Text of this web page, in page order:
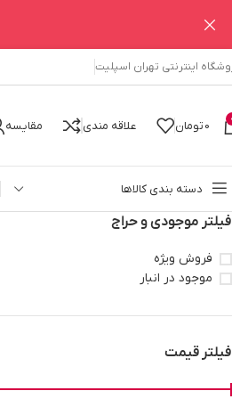
اینترنتی تهران اسپلیت
0تومان علاقه مندی مقایسه
دسته بندی کالاها
فیلتر موجودی و حراج
فروش ویژه
موجود در انبار
فیلتر قیمت